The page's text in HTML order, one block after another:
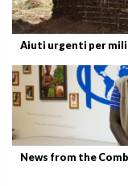
Aiuti urgenti per
News from the